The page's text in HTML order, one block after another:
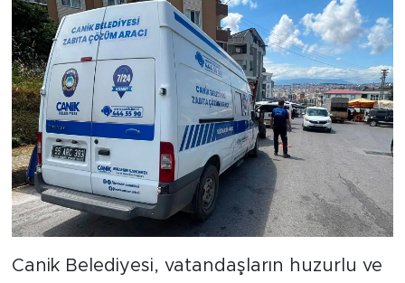
Canik Belediyesi, vatandaşların huzurlu ve